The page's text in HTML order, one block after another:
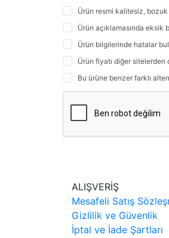
Ürün resmi kalitesiz,
Ürün açıklamasında eksik
Ürün bilgilerinde hatalar
Ürün fiyatı diğer sitelerden
Bu ürüne benzer farklı
ALIŞVERİŞ
Mesafeli Satış
Gizlilik ve Güvenlik
İptal ve İade Şartları